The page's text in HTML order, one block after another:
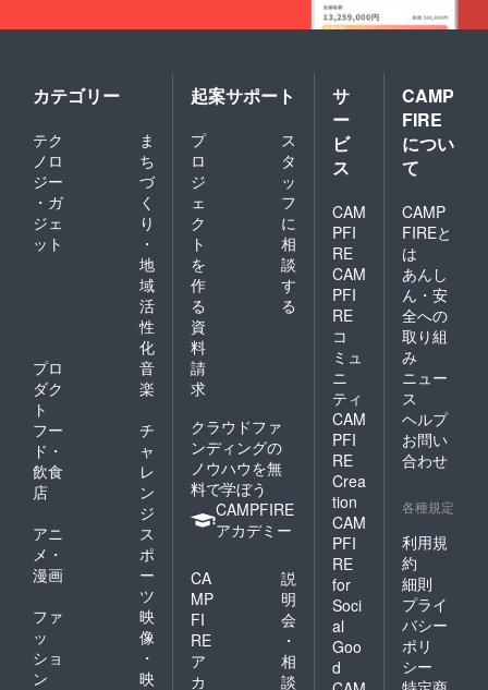
カテゴリー
テク
ノロ
ジー
・ガ
ジェ
ット
ま
ち
づ
く
り
・
地
域
活
性
化
プロ
ダク
ト
音
楽
フー
ド・
飲食
店
チ
ャ
レ
ン
ジ
アニ
メ・
漫画
ス
ポ
ー
ツ
ファ
ッ
ショ
ン
映
像
・
映
起案サポート
プ
ロ
ジ
ェ
ク
ト
を
作
る
ス
タ
ッ
フ
に
相
談
す
る
資
料
請
求
クラウドファ
ンディングの
ノウハウを無
料で学ぼう
CAMPFIRE
アカデミー
CA
MP
FI
RE
ア
カ
説
明
会
・
相
談
サ
ー
ビ
ス
CAM
PFI
RE
CAM
PFI
RE
コ
ミュ
ニ
ティ
CAM
PFI
RE
Crea
tion
CAM
PFI
RE
for
Soci
al
Goo
d
CAMP
FIRE
につい
て
CAMP
FIREと
は
あんし
ん・安
全への
取り組
み
ニュー
ス
ヘルプ
お問い
合わせ
各種規定
利用規
約
細則
プライ
バシー
ポリ
シー